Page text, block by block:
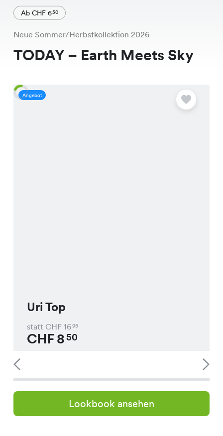
Ab CHF 650
Neue Sommer/Herbstkollektion 2026
TODAY – Earth Meets Sky
Angebot
Uri Top
statt CHF 1695
CHF850
Lookbook ansehen